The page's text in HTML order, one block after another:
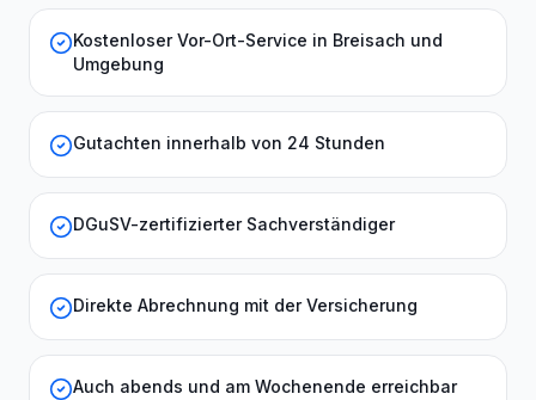
Kostenloser Vor-Ort-Service in Breisach und
Umgebung
Gutachten innerhalb von 24 Stunden
DGuSV-zertifizierter Sachverständiger
Direkte Abrechnung mit der Versicherung
Auch abends und am Wochenende erreichbar